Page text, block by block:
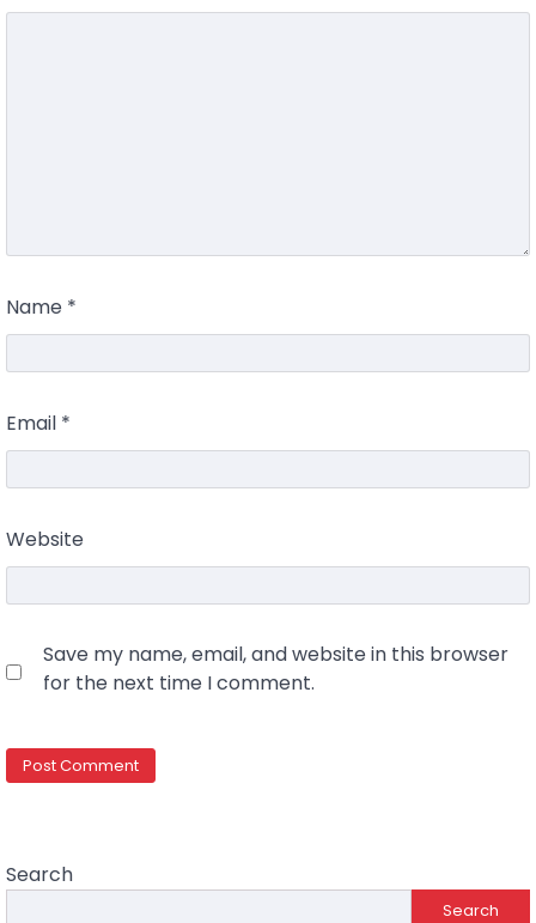
Name *
Email *
Website
Save my name, email, and website in this browser
for the next time I comment.
Search
Search